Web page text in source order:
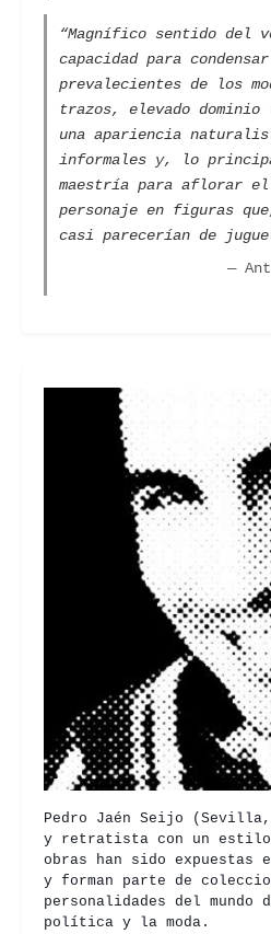
“Magnífico sentido del
capacidad para
prevalecientes de los
trazos, elevado
una apariencia
informales y, lo
maestría para aflorar el
personaje en figuras
casi parecerían de
—
Pedro Jaén Seijo
y retratista con un estilo
obras han sido expuestas
y forman parte de
personalidades del
política y la moda.